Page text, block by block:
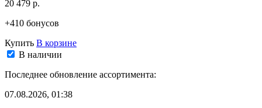
20 479 р.
+410 бонусов
Купить В корзине
В наличии
Последнее обновление ассортимента:
07.08.2026, 01:38